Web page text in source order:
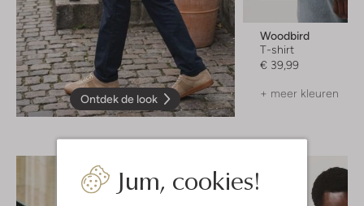
Jum, cookies!
Ontdek de look
Woodbird
T-shirt
€ 39,99
+ meer kleuren